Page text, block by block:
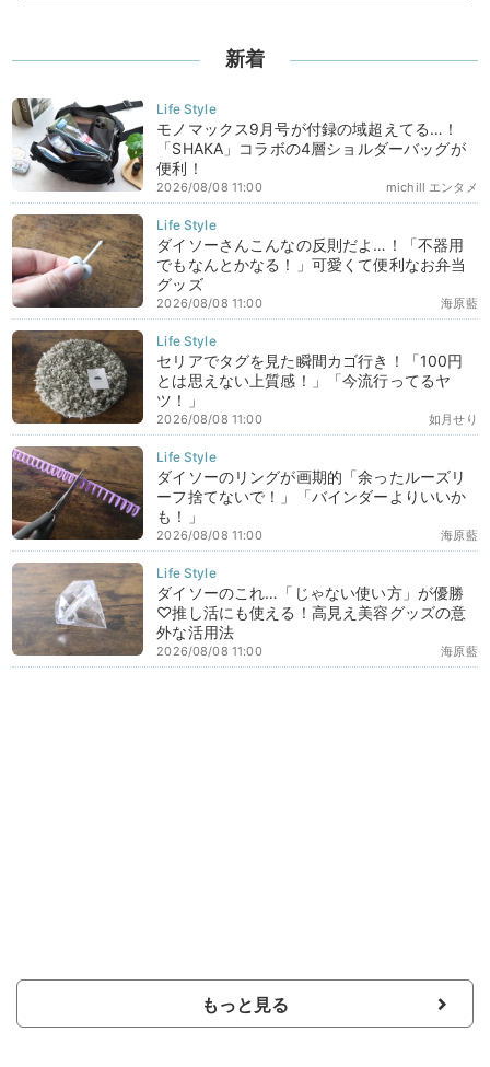
新着
モノマックス9月号が付録の域超えてる…！
「SHAKA」コラボの4層ショルダーバッグが
便利！
michill エンタメ
2026/08/08 11:00
ダイソーさんこんなの反則だよ…！「不器用
でもなんとかなる！」可愛くて便利なお弁当
グッズ
海原藍
2026/08/08 11:00
セリアでタグを見た瞬間カゴ行き！「100円
とは思えない上質感！」「今流行ってるヤ
ツ！」
如月せり
2026/08/08 11:00
ダイソーのリングが画期的「余ったルーズリ
ーフ捨てないで！」「バインダーよりいいか
も！」
海原藍
2026/08/08 11:00
ダイソーのこれ…「じゃない使い方」が優勝
♡推し活にも使える！高見え美容グッズの意
外な活用法
海原藍
2026/08/08 11:00
もっと見る